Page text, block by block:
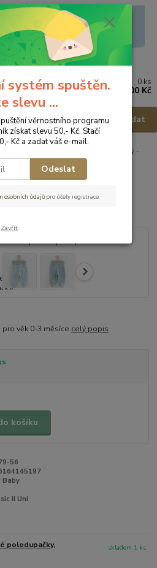
Hledat
0 ks
0,00 Kč
NEW BABY Kojenecké polodupačky -
věk 0-3 měsíce celý popis
košíku
56
Baby
II Uni
polodupačky,
skladem 1 ks
systém spuštěn.
slevu ...
věrnostního programu
získat slevu 50,- Kč. Stačí
Kč a zadat váš e-mail.
Odeslat
osobních údajů pro účely registrace.
Zavřít